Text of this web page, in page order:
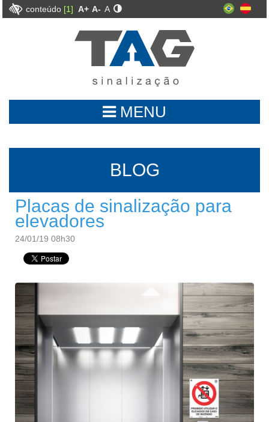
conteúdo [1] A+ A- A
MENU
BLOG
Placas de sinalização para
elevadores
24/01/19 08h30